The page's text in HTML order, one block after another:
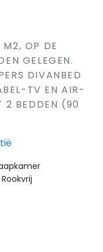
OP DE
GELEGEN.
DIVANBED
TV EN AIR-
2 BEDDEN (90
Rookvrij